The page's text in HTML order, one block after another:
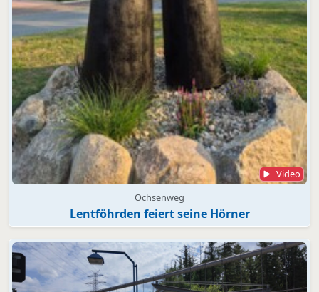
Video
Ochsenweg
Lentföhrden feiert seine Hörner